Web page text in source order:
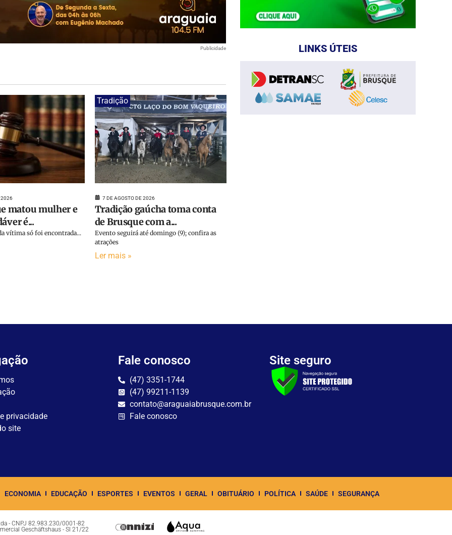
Publicidade
2026
matou mulher e
é...
vítima só foi encontrada...
Tradição
7 DE AGOSTO DE 2026
Tradição gaúcha toma conta
de Brusque com a...
Evento seguirá até domingo (9); confira as
atrações
Ler mais »
LINKS ÚTEIS
privacidade
site
Fale conosco
(47) 3351-1744
(47) 99211-1139
contato@araguaiabrusque.com.br
Fale conosco
Site seguro
ECONOMIA EDUCAÇÃO ESPORTES EVENTOS GERAL OBITUÁRIO POLÍTICA SAÚDE SEGURANÇA
- CNPJ 82.983.230/0001-82
Geschäftshaus - Sl 21/22